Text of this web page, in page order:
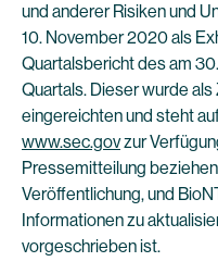
und anderer Risiken und
10. November 2020 als
Quartalsbericht des am
Quartals. Dieser wurde
eingereichten und steht
www.sec.govzur
Pressemitteilung
Veröffentlichung, und
Informationen zu
vorgeschrieben ist.